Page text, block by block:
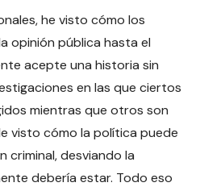
he visto cómo los
opinión pública hasta el
acepte una historia sin
en las que ciertos
mientras que otros son
visto cómo la política puede
criminal, desviando la
debería estar. Todo eso